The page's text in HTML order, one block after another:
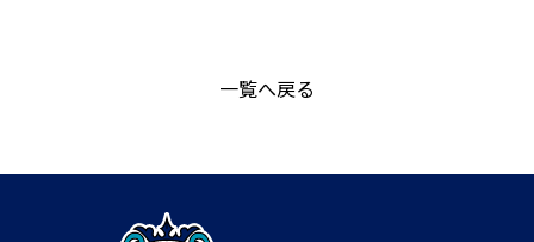
一覧へ戻る